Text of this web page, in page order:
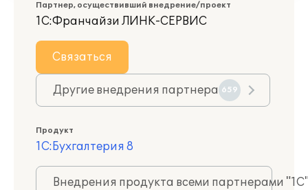
Партнер, осуществивший внедрение/проект
1С:Франчайзи ЛИНК-СЕРВИС
Связаться
Другие внедрения партнера 659
Продукт
1С:Бухгалтерия 8
Внедрения продукта всеми партнерами